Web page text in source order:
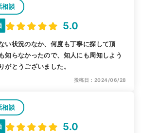
相談
5.0
い状況のなか、何度も丁寧に探して頂
知らなかったので、知人にも周知しよう
がとうございました。
投稿日：2024/06/28
相談
5.0